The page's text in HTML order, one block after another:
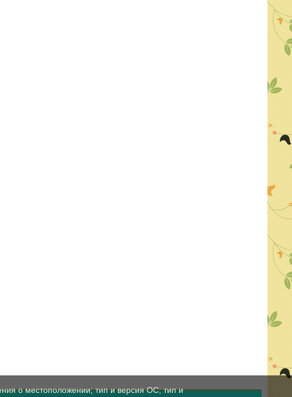
о местоположении; тип и версия ОС; тип и